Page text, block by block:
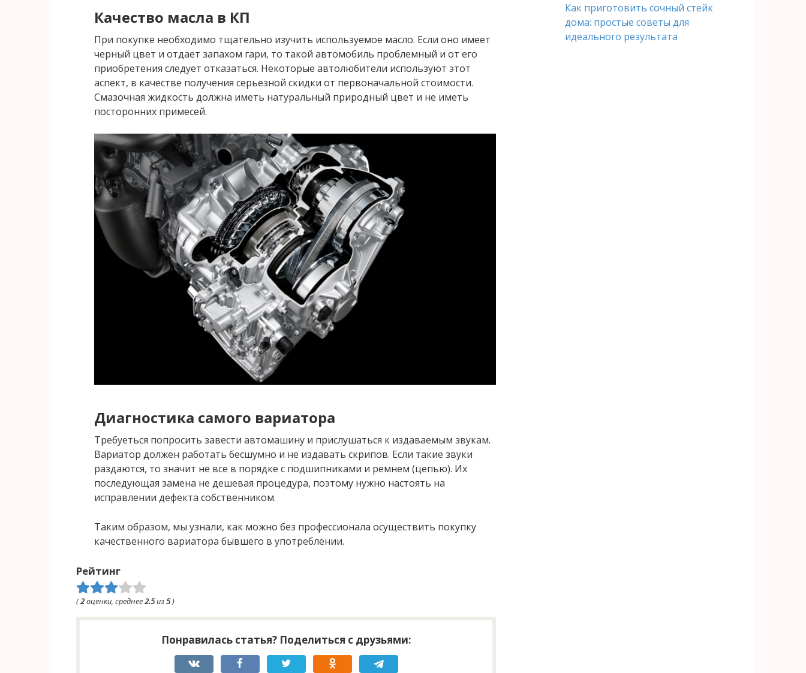
Качество масла в КП
При покупке необходимо тщательно изучить используемое масло. Если оно имеет
черный цвет и отдает запахом гари, то такой автомобиль проблемный и от его
приобретения следует отказаться. Некоторые автолюбители используют этот
аспект, в качестве получения серьезной скидки от первоначальной стоимости.
Смазочная жидкость должна иметь натуральный природный цвет и не иметь
посторонних примесей.
Диагностика самого вариатора
Требуеться попросить завести автомашину и прислушаться к издаваемым звукам.
Вариатор должен работать бесшумно и не издавать скрипов. Если такие звуки
раздаются, то значит не все в порядке с подшипниками и ремнем (цепью). Их
последующая замена не дешевая процедура, поэтому нужно настоять на
исправлении дефекта собственником.
Таким образом, мы узнали, как можно без профессионала осуществить покупку
качественного вариатора бывшего в употреблении.
Рейтинг
(2оценки, среднее2.5из5)
Понравилась статья? Поделиться с друзьями:
Как приготовить сочный стейк
дома: простые советы для
идеального результата